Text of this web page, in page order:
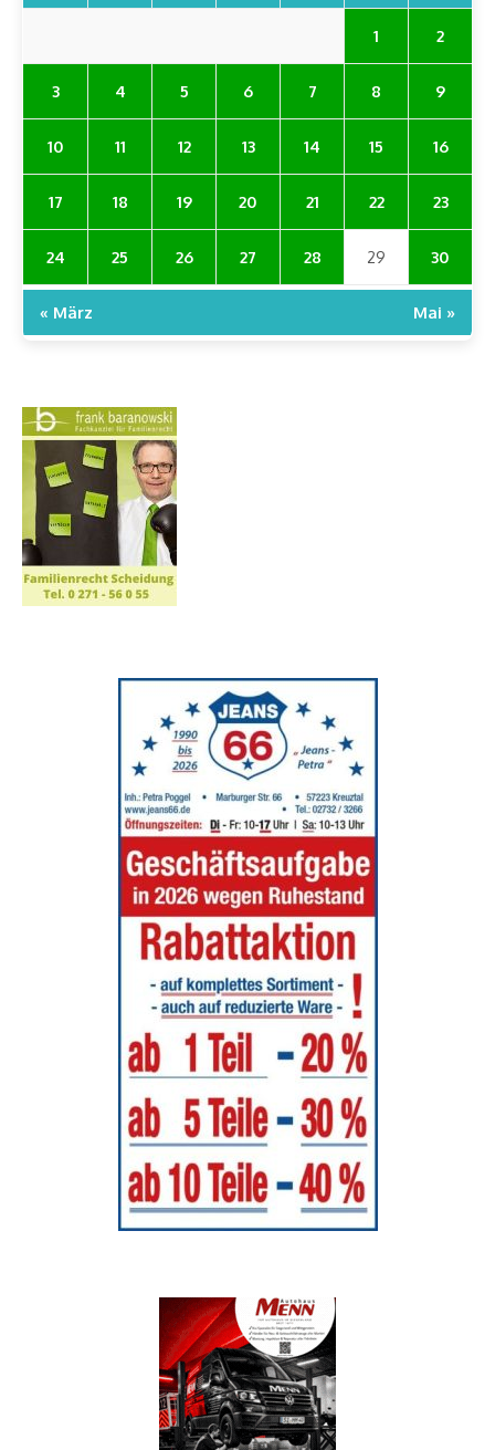
1 2
3 4 5 6 7 8 9
10 11 12 13 14 15 16
17 18 19 20 21 22 23
24 25 26 27 28 29 30
« März Mai »